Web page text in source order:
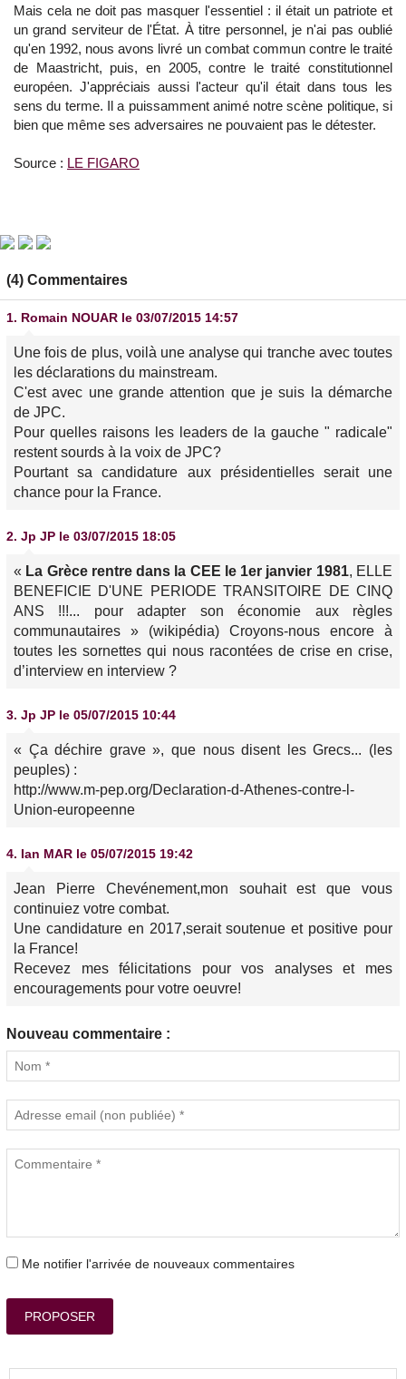
Mais cela ne doit pas masquer l'essentiel : il était un patriote et
un grand serviteur de l'État. À titre personnel, je n'ai pas oublié
qu'en 1992, nous avons livré un combat commun contre le traité
de Maastricht, puis, en 2005, contre le traité constitutionnel
européen. J'appréciais aussi l'acteur qu'il était dans tous les
sens du terme. Il a puissamment animé notre scène politique, si
bien que même ses adversaires ne pouvaient pas le détester.
Source : LE FIGARO
(4) Commentaires
1. Romain NOUAR le 03/07/2015 14:57
Une fois de plus, voilà une analyse qui tranche avec toutes
les déclarations du mainstream.
C'est avec une grande attention que je suis la démarche
de JPC.
Pour quelles raisons les leaders de la gauche " radicale"
restent sourds à la voix de JPC?
Pourtant sa candidature aux présidentielles serait une
chance pour la France.
2. Jp JP le 03/07/2015 18:05
« La Grèce rentre dans la CEE le 1er janvier 1981, ELLE
BENEFICIE D'UNE PERIODE TRANSITOIRE DE CINQ
ANS !!!... pour adapter son économie aux règles
communautaires » (wikipédia) Croyons-nous encore à
toutes les sornettes qui nous racontées de crise en crise,
d’interview en interview ?
3. Jp JP le 05/07/2015 10:44
« Ça déchire grave », que nous disent les Grecs... (les
peuples) :
http://www.m-pep.org/Declaration-d-Athenes-contre-l-
Union-europeenne
4. Ian MAR le 05/07/2015 19:42
Jean Pierre Chevénement,mon souhait est que vous
continuiez votre combat.
Une candidature en 2017,serait soutenue et positive pour
la France!
Recevez mes félicitations pour vos analyses et mes
encouragements pour votre oeuvre!
Nouveau commentaire :
Me notifier l'arrivée de nouveaux commentaires
PROPOSER